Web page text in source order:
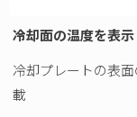
冷却面の温度を表示
冷却プレートの表
載